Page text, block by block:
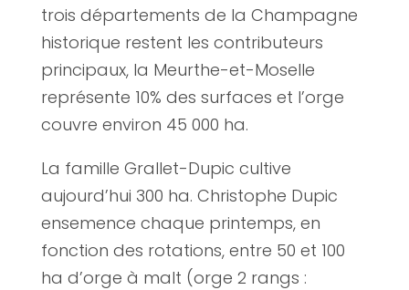
trois départements de la Champagne
historique restent les contributeurs
principaux, la Meurthe-et-Moselle
représente 10% des surfaces et l’orge
couvre environ 45 000 ha.
La famille Grallet-Dupic cultive
aujourd’hui 300 ha. Christophe Dupic
ensemence chaque printemps, en
fonction des rotations, entre 50 et 100
ha d’orge à malt (orge 2 rangs :